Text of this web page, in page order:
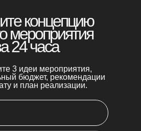
3 идеи мероприятия,
бюджет, рекомендации
и план реализации.
концепцию
мероприятия
24 часа